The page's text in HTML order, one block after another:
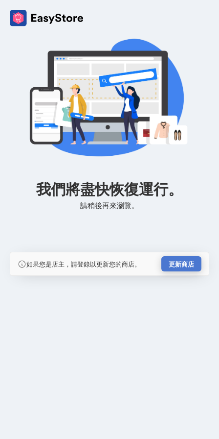
我們將盡快恢復運行。
請稍後再來瀏覽。
如果您是店主，請登錄以更新您的商店。 更新商店